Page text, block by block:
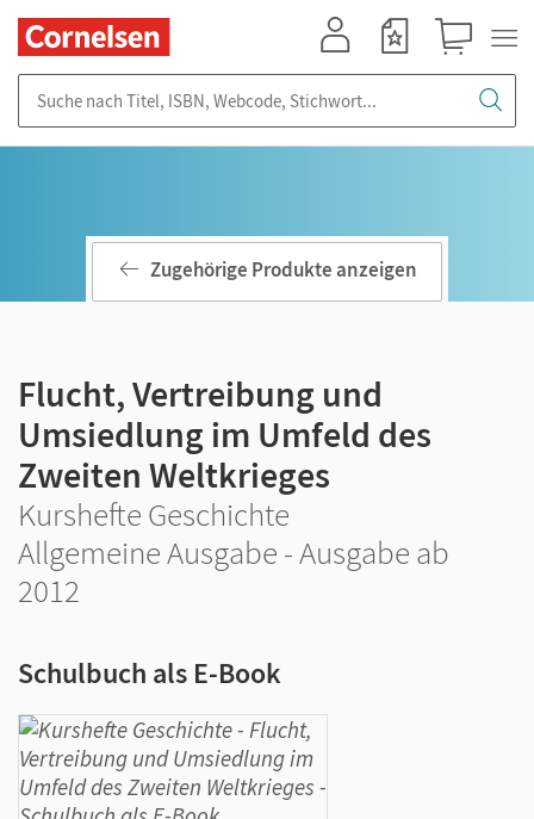
Zugehörige Produkte anzeigen
Flucht, Vertreibung und
Umsiedlung im Umfeld des
Zweiten Weltkrieges
Kurshefte Geschichte
Allgemeine Ausgabe - Ausgabe ab
2012
Schulbuch als E-Book